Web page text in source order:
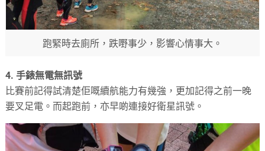
跑緊時去廁所，跌嘢事少，影響心情事大。
4. 手錶無電無訊號
比賽前記得試清楚佢嘅續航能力有幾強，更加記得之前一晚
要叉足電。而起跑前，亦早啲連接好衛星訊號。